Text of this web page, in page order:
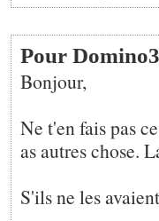
Pour
Bonjour,
Ne t'en fais pas
as autres chose.
S'ils ne les